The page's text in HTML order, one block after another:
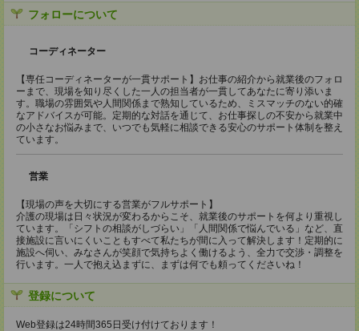
フォローについて
コーディネーター
【専任コーディネーターが一貫サポート】お仕事の紹介から就業後のフォロ
ーまで、現場を知り尽くした一人の担当者が一貫してあなたに寄り添いま
す。職場の雰囲気や人間関係まで熟知しているため、ミスマッチのない的確
なアドバイスが可能。定期的な対話を通じて、お仕事探しの不安から就業中
の小さなお悩みまで、いつでも気軽に相談できる安心のサポート体制を整え
ています。
営業
【現場の声を大切にする営業がフルサポート】
介護の現場は日々状況が変わるからこそ、就業後のサポートを何より重視し
ています。「シフトの相談がしづらい」「人間関係で悩んでいる」など、直
接施設に言いにくいこともすべて私たちが間に入って解決します！定期的に
施設へ伺い、みなさんが笑顔で気持ちよく働けるよう、全力で交渉・調整を
行います。一人で抱え込まずに、まずは何でも頼ってくださいね！
登録について
Web登録は24時間365日受け付けております！